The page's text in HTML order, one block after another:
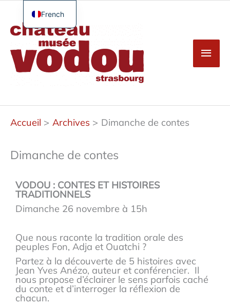
Aller
contenu
Accueil Archives Dimanche de contes
Dimanche de contes
VODOU : CONTES ET HISTOIRES
TRADITIONNELS
Dimanche 26 novembre à 15h
Que nous raconte la tradition orale des
peuples Fon, Adja et Ouatchi ?
Partez à la découverte de 5 histoires avec
Jean Yves Anézo, auteur et conférencier. Il
nous propose d’éclairer le sens parfois caché
du conte et d’interroger la réflexion de
chacun.
French
English
German
Spanish